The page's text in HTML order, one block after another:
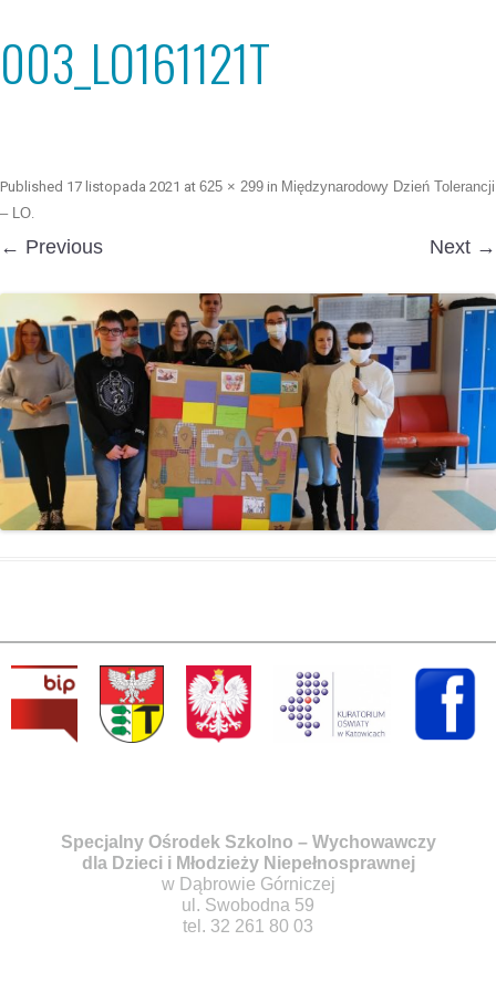
003_LO161121T
Published 17 listopada 2021 at 625 × 299 in Międzynarodowy Dzień Tolerancji
– LO.
← Previous Next →
Specjalny Ośrodek Szkolno – Wychowawczy
dla Dzieci i Młodzieży Niepełnosprawnej
w Dąbrowie Górniczej
ul. Swobodna 59
tel. 32 261 80 03